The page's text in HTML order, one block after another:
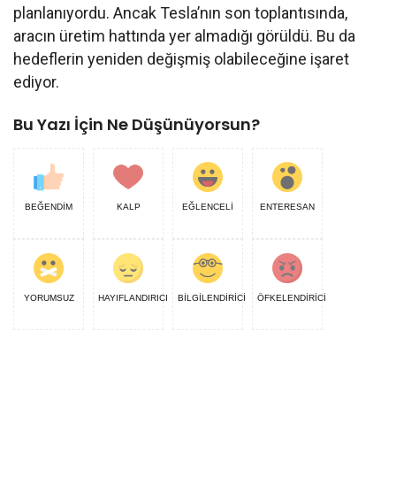
planlanıyordu. Ancak Tesla’nın son toplantısında,
aracın üretim hattında yer almadığı görüldü. Bu da
hedeflerin yeniden değişmiş olabileceğine işaret
ediyor.
Bu Yazı İçin Ne Düşünüyorsun?
BEĞENDİM KALP EĞLENCELİ ENTERESAN
YORUMSUZ HAYIFLANDIRICI BİLGİLENDİRİCİ ÖFKELENDİRİCİ